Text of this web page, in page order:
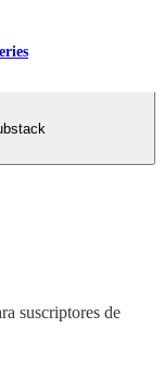
suscriptores de